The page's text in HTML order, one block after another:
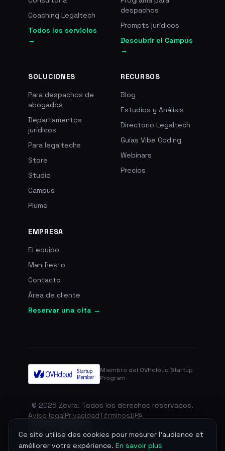
Ce site utilise des cookies pour mesurer l'audience et
améliorer votre expérience. En savoir plus
etapa del Consejo Nacional de la
Mediación publicado en 2024
recoge los primeros dictámenes,
recomendaciones y propuestas
para armonizar las prácticas de
en contacto con conciliadores y
mediadores en las jurisdicciones de
los tribunales de apelación de
Coaching Legaltech
Todos los servicios
→
despachos
Prompts jurídicos
Descubrir el Campus
→
SOLUCIONES
Para despachos de
abogados
Departamentos
jurídicos
Para legaltechs
Store
Studio
Campus
Plume
RECURSOS
Blog
Estudios y Análisis
Directorio Legaltech
Guías Vibe Coding
Webinars
Precios
EMPRESA
El equipo
Manifiesto
Contacto
Área de cliente
Reservar una cita →
Miembro del OVHcloud Startup
Program
© 2026 Zevra. Todos los derechos reservados.
Aviso legalPrivacidadTérminosDPA